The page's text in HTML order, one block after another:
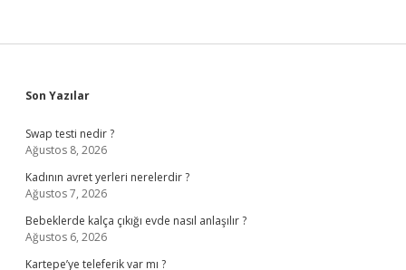
Sidebar
Son Yazılar
Swap testi nedir ?
Ağustos 8, 2026
Kadının avret yerleri nerelerdir ?
Ağustos 7, 2026
Bebeklerde kalça çıkığı evde nasıl anlaşılır ?
Ağustos 6, 2026
Kartepe’ye teleferik var mı ?